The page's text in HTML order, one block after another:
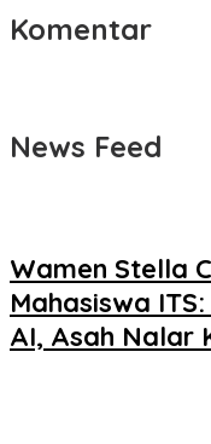
Komentar
News Feed
Wamen Stella
Mahasiswa
AI, Asah Nalar